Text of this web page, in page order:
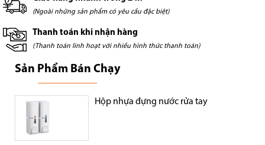
(Ngoài những sản phẩm có yêu cầu đặc biệt)
Thanh toán khi nhận hàng
(Thanh toán linh hoạt với nhiều hình thức thanh toán)
Sản Phẩm Bán Chạy
Hộp nhựa đựng nước rửa tay